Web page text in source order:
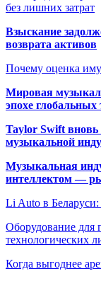
без лишних затрат
Взыскание
возврата активов
Почему оценка
Мировая
эпохе глобальных
Taylor Swift вновь
музыкальной
Музыкальная
интеллектом —
Li Auto в
Оборудование для
технологических
Когда выгоднее